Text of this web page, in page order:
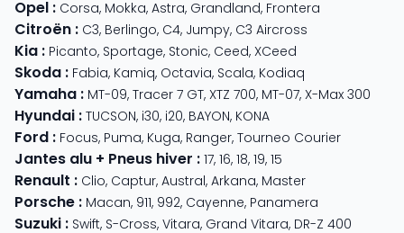
Opel : Corsa, Mokka, Astra, Grandland, Frontera
Citroën : C3, Berlingo, C4, Jumpy, C3 Aircross
Kia : Picanto, Sportage, Stonic, Ceed, XCeed
Skoda : Fabia, Kamiq, Octavia, Scala, Kodiaq
Yamaha : MT-09, Tracer 7 GT, XTZ 700, MT-07, X-Max 300
Hyundai : TUCSON, i30, i20, BAYON, KONA
Ford : Focus, Puma, Kuga, Ranger, Tourneo Courier
Jantes alu + Pneus hiver : 17, 16, 18, 19, 15
Renault : Clio, Captur, Austral, Arkana, Master
Porsche : Macan, 911, 992, Cayenne, Panamera
Suzuki : Swift, S-Cross, Vitara, Grand Vitara, DR-Z 400